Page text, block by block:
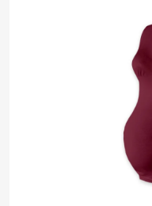
z
5